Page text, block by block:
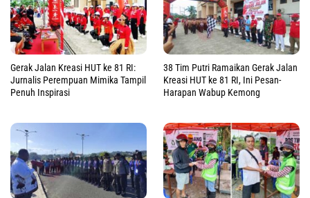
Gerak Jalan Kreasi HUT ke 81 RI:
Jurnalis Perempuan Mimika Tampil
Penuh Inspirasi
38 Tim Putri Ramaikan Gerak Jalan
Kreasi HUT ke 81 RI, Ini Pesan-
Harapan Wabup Kemong